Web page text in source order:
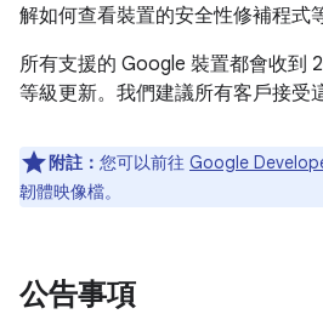
解如何查看裝置的安全性修補程式
所有支援的 Google 裝置都會收到
等級更新。我們建議所有客戶接受
附註： 您可以前往 Google
韌體映像檔。
公告事項